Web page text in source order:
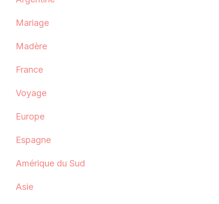
Mariage
Madère
France
Voyage
Europe
Espagne
Amérique du Sud
Asie